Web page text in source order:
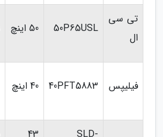
تی سی
ال
50P65USL 50 اینچ
فیلیپس 40PFT5883 40 اینچ